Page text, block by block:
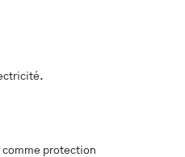
protection